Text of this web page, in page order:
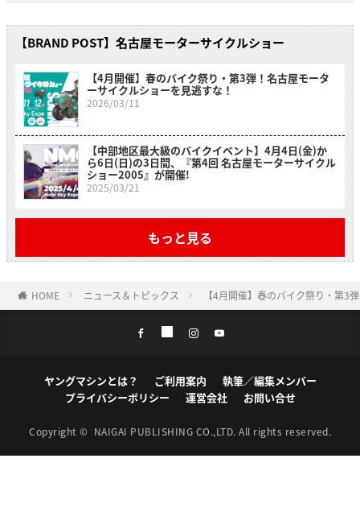
【BRAND POST】名古屋モーターサイクルショー
【4月開催】春のバイク祭り・第3弾！名古屋モータ
ーサイクルショーを見逃すな！
2026/03/11
【中部地区最大級のバイクイベント】4月4日(金)か
ら6日(日)の3日間、『第4回 名古屋モーターサイクル
ショー2005』が開催!
2025/03/21
もっと見る
HOME ニュース＆トピックス 【4月開催】春のバイク祭り・第3
ヤングマシンとは？ ご利用案内
執筆／編集メンバー
プライバシーポリシー
運営会社 お問い合せ
Copyright © NAIGAI PUBLISHING CO.,LTD. All rights reserved.